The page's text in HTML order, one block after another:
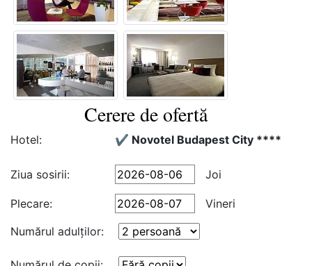
Cerere de ofertă
Hotel: ✔️ Novotel Budapest City ****
Ziua sosirii: Joi
Plecare:
Vineri
Numărul adulţilor: